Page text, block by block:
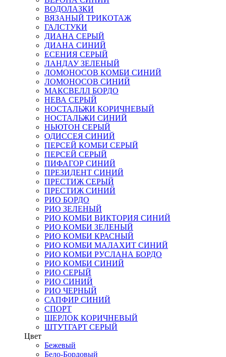
ВОДОЛАЗКИ
ВЯЗАНЫЙ ТРИКОТАЖ
ГАЛСТУКИ
ДИАНА СЕРЫЙ
ДИАНА СИНИЙ
ЕСЕНИЯ СЕРЫЙ
ЛАНДАУ ЗЕЛЕНЫЙ
ЛОМОНОСОВ КОМБИ СИНИЙ
ЛОМОНОСОВ СИНИЙ
МАКСВЕЛЛ БОРДО
НЕВА СЕРЫЙ
НОСТАЛЬЖИ КОРИЧНЕВЫЙ
НОСТАЛЬЖИ СИНИЙ
НЬЮТОН СЕРЫЙ
ОДИССЕЯ СИНИЙ
ПЕРСЕЙ КОМБИ СЕРЫЙ
ПЕРСЕЙ СЕРЫЙ
ПИФАГОР СИНИЙ
ПРЕЗИДЕНТ СИНИЙ
ПРЕСТИЖ СЕРЫЙ
ПРЕСТИЖ СИНИЙ
РИО БОРДО
РИО ЗЕЛЕНЫЙ
РИО КОМБИ ВИКТОРИЯ СИНИЙ
РИО КОМБИ ЗЕЛЕНЫЙ
РИО КОМБИ КРАСНЫЙ
РИО КОМБИ МАЛАХИТ СИНИЙ
РИО КОМБИ РУСЛАНА БОРДО
РИО КОМБИ СИНИЙ
РИО СЕРЫЙ
РИО СИНИЙ
РИО ЧЕРНЫЙ
САПФИР СИНИЙ
СПОРТ
ШЕРЛОК КОРИЧНЕВЫЙ
ШТУТГАРТ СЕРЫЙ
Цвет
Бежевый
Бело-Бордовый